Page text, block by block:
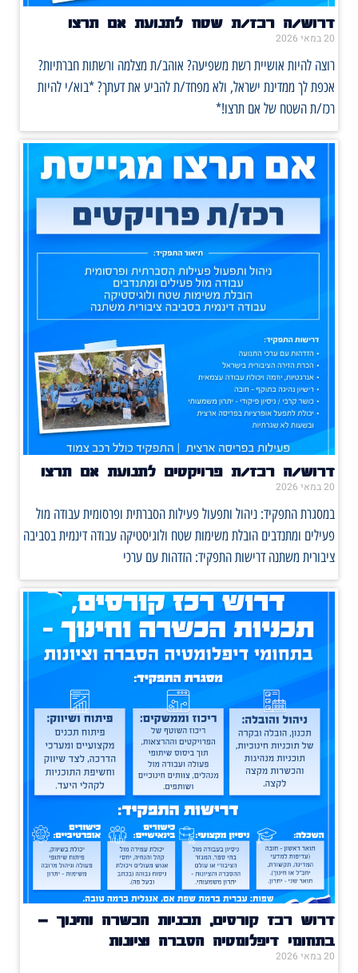
דרוש/ה רכז/ת שטח לתנועת אם תרצו
20 במאי 2026
רוצה להיות אושיית רשת משפיעה? אוהב/ת מצלמה ורשתות חברתיות?
אכפת לך ממדינת ישראל, ולא מפחד/ת להביע את דעתך? *בוא/י להיות
רכז/ת השטח של אם תרצו!*
דרוש/ה רכז/ת פרויקטים לתנועת אם תרצו
20 במאי 2026
במסגרת התפקיד: ניהול ותפעול פעילות הסברתית ופרסומית עבודה מול
פעילים ומתנדבים הובלת משימות שטח ולוגיסטיקה עבודה דינמית בסביבה
ציבורית משתנה דרישות התפקיד: הזדהות עם ערכי
דרוש רכז קורסים, תכניות הכשרה וחינוך –
בתחומי דיפלומטיה הסברה וציונות
20 במאי 2026